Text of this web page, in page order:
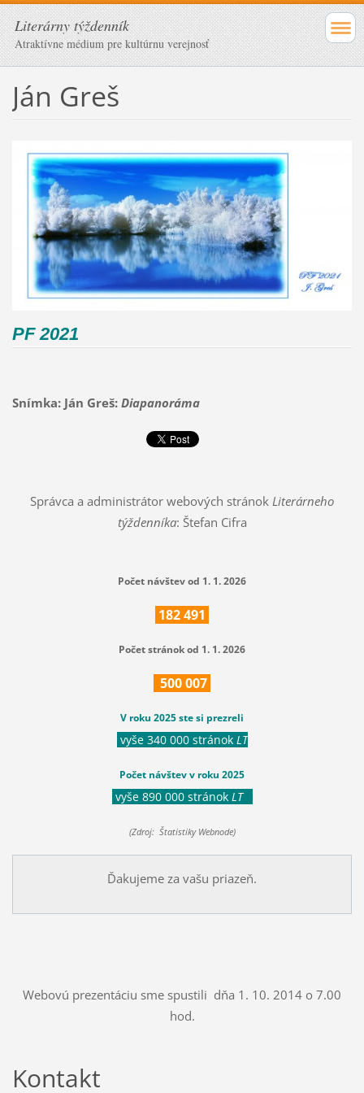
Literárny týždenník
Atraktívne médium pre kultúrnu verejnosť
Ján Greš
PF 2021
Snímka: Ján Greš: Diapanoráma
Správca a administrátor webových stránok Literárneho
týždenníka: Štefan Cifra
Počet návštev od 1. 1. 2026
182491
Počet stránok od 1. 1. 2026
500007
V roku 2025 ste si prezreli
vyše 340 000 stránok LT
Počet návštev v roku 2025
vyše 890 000 stránok LT
(Zdroj: Štatistiky Webnode)
Ďakujeme za vašu priazeň.
Webovú prezentáciu sme spustili dňa 1. 10. 2014 o 7.00
hod.
Kontakt